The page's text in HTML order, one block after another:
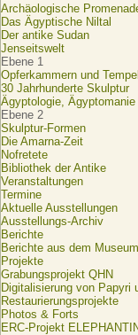
Archäologische
Das Ägyptische Niltal
Der antike Sudan
Jenseitswelt
Ebene 1
Opferkammern und
30 Jahrhunderte Skulptur
Ägyptologie, Ägyptomanie
Ebene 2
Skulptur-Formen
Die Amarna-Zeit
Nofretete
Bibliothek der Antike
Veranstaltungen
Termine
Aktuelle Ausstellungen
Ausstellungs-Archiv
Berichte
Berichte aus dem Museum
Projekte
Grabungsprojekt QHN
Digitalisierung von Papyri
Restaurierungsprojekte
Photos & Forts
ERC-Projekt